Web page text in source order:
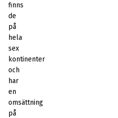
finns
de
på
hela
sex
kontinenter
och
har
en
omsättning
på